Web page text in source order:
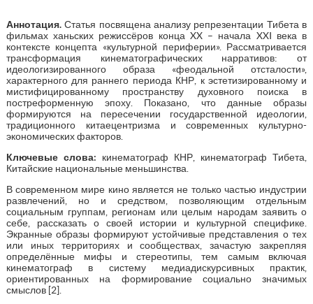
Аннотация.Статья посвящена анализу репрезентации Тибета в
фильмах ханьских режиссёров конца XX – начала XXI века в
контексте концепта «культурной периферии». Рассматривается
трансформация кинематографических нарративов: от
идеологизированного образа «феодальной отсталости»,
характерного для раннего периода КНР, к эстетизированному и
мистифицированному пространству духовного поиска в
постреформенную эпоху. Показано, что данные образы
формируются на пересечении государственной идеологии,
традиционного китаецентризма и современных культурно-
экономических факторов.
Ключевые слова: кинематограф КНР, кинематограф Тибета,
Китайские национальные меньшинства.
В современном мире кино является не только частью индустрии
развлечений, но и средством, позволяющим отдельным
социальным группам, регионам или целым народам заявить о
себе, рассказать о своей истории и культурной специфике.
Экранные образы формируют устойчивые представления о тех
или иных территориях и сообществах, зачастую закрепляя
определённые мифы и стереотипы, тем самым включая
кинематограф в систему медиадискурсивных практик,
ориентированных на формирование социально значимых
смыслов [2].